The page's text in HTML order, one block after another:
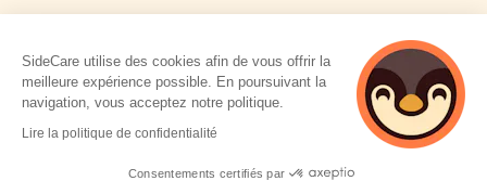
© 2026 SideCare. Tous droits réservés.
SideCare utilise des cookies afin de vous offrir la
meilleure expérience possible. En poursuivant la
navigation, vous acceptez notre politique.
Lire la politique de confidentialité
Consentements certifiés par
5 personnes
consultent
actuellement cette